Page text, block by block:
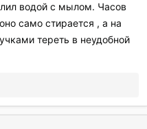
водой с мылом. Часов
само стирается , а на
тереть в неудобной